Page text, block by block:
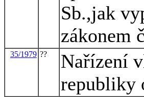
Sb.,jak
zákonem
35/1979 ??
Nařízení
republiky